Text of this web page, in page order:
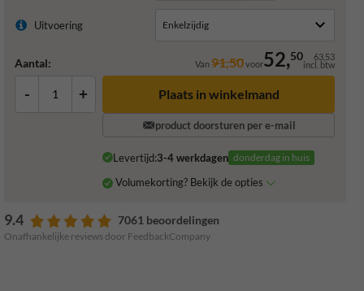
Uitvoering
Aantal: Van91,50voor52,50 63,53
incl. btw
- + Plaats in winkelmand
product doorsturen per e-mail
Levertijd:3-4 werkdagen donderdag in huis
Volumekorting? Bekijk de opties
9.4 7061 beoordelingen
Onafhankelijke reviews door FeedbackCompany